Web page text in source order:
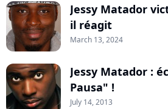
Jessy Matador
il réagit
March 13, 2024
Jessy Matador :
Pausa" !
July 14, 2013